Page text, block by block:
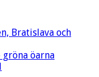
Bratislava och
öarna